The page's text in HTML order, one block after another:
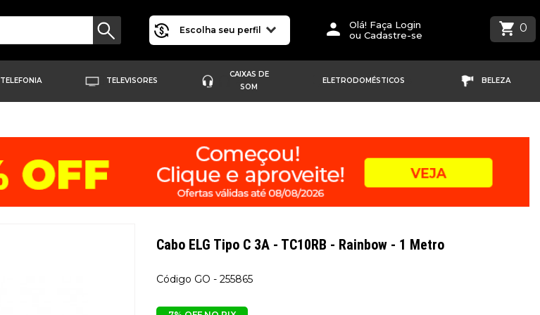
Escolha seu perfil
Olá! Faça Login
ou Cadastre-se
0
TELEFONIA TELEVISORES
CAIXAS DE
SOM
ELETRODOMÉSTICOS BELEZA
Cabo ELG Tipo C 3A - TC10RB - Rainbow - 1 Metro
GO - 255865